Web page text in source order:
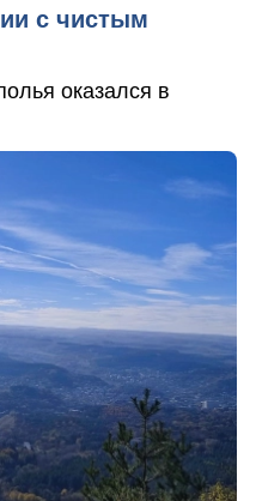
с чистым
оказался в